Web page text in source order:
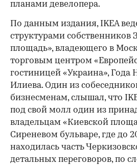
планами девелопера.
По данным издания, IKEA
структурами собственников
площадь», владеющего в
торговым центром
гостиницей «Украина», Года
Илиева. Один из
бизнесменам, слышал, что
под свой молл один из
владельцам «Киевской
Сиреневом бульваре, где до
находилась часть
детальных переговоров, по